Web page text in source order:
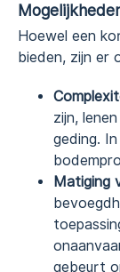
Hoewel een
bieden, zijn er
zijn,
geding.
Matiging
gebeurt